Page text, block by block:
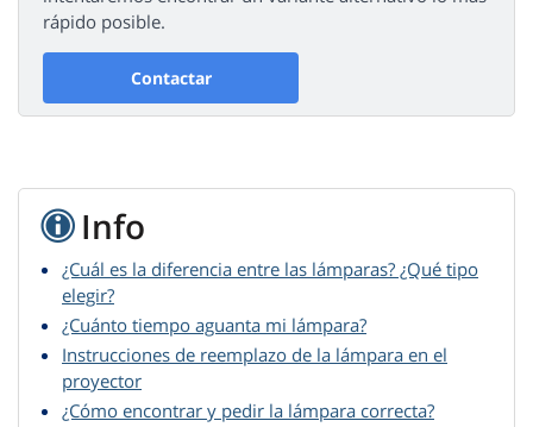
rápido posible.
Contactar
Info
¿Cuál es la diferencia entre las lámparas? ¿Qué tipo
elegir?
¿Cuánto tiempo aguanta mi lámpara?
Instrucciones de reemplazo de la lámpara en el
proyector
¿Cómo encontrar y pedir la lámpara correcta?